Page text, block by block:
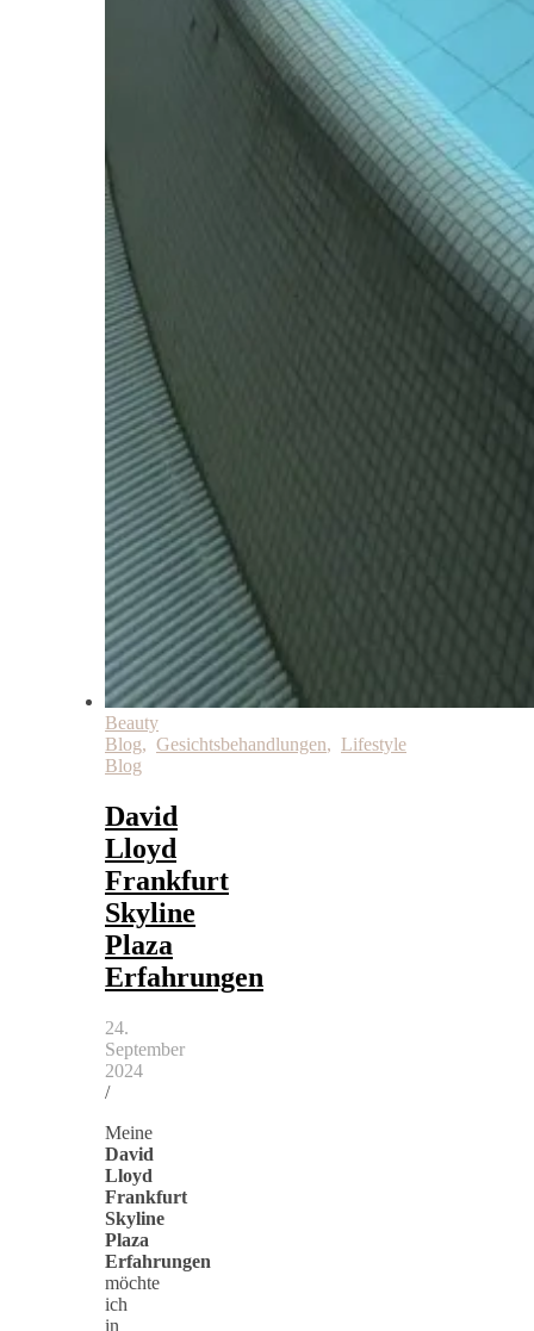
Beauty
Blog, Gesichtsbehandlungen, Lifestyle
Blog
David
Lloyd
Frankfurt
Skyline
Plaza
Erfahrungen
24.
September
2024
/
Meine
David
Lloyd
Frankfurt
Skyline
Plaza
Erfahrungen
möchte
ich
in